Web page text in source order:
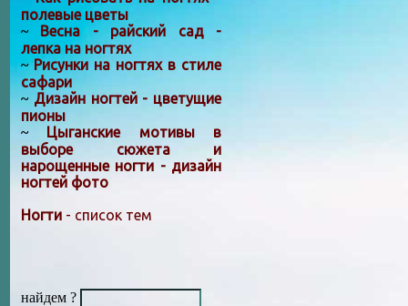
полевые цветы
~ Весна - райский сад -
лепка на ногтях
~Рисунки на ногтях в стиле
сафари
~ Дизайн ногтей - цветущие
пионы
~ Цыганские мотивы в
выборе сюжета и
нарощенные ногти - дизайн
ногтей фото
Ногти - список тем
найдем ?